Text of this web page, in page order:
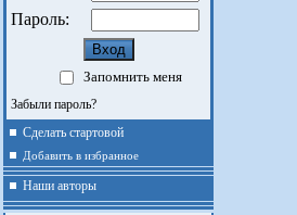
Пароль:
Запомнить меня
Забыли пароль?
Сделать стартовой
Добавить в избранное
Наши авторы